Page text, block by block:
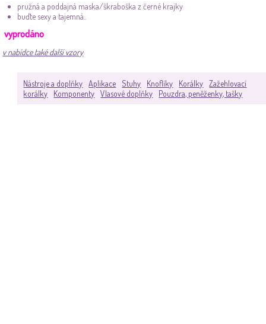
pružná a poddajná maska/škraboška z černé krajky
buďte sexy a tajemná..
vyprodáno
v nabídce také další vzory
Nástroje a doplňky Aplikace Stuhy Knoflíky Korálky
Zažehlovací
korálky
Komponenty Vlasové doplňky Pouzdra, peněženky, tašky